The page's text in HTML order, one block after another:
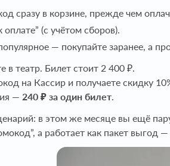
сразу в корзине, прежде чем
оплате” (с учётом сборов).
— покупайте заранее, а
в театр. Билет стоит 2 400 ₽.
на Кассир и получаете скидку
— 240 ₽ за один билет.
в этом же месяце вы ещё
а работает как пакет выгод